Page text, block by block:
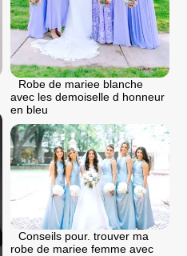
Robe de mariee blanche
avec les demoiselle d honneur
en bleu
Conseils pour. trouver ma
robe de mariee femme avec